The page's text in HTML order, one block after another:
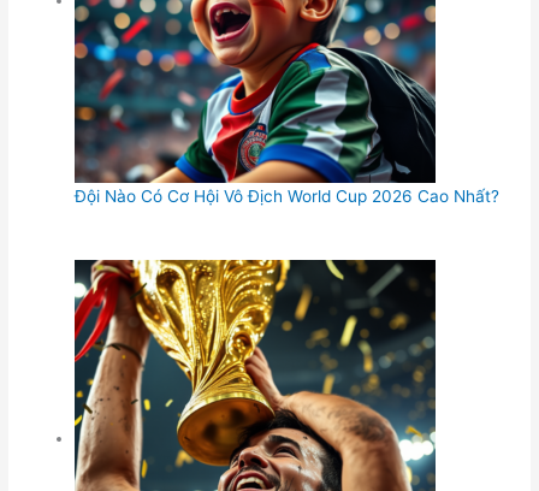
Đội Nào Có Cơ Hội Vô Địch World Cup 2026 Cao Nhất?